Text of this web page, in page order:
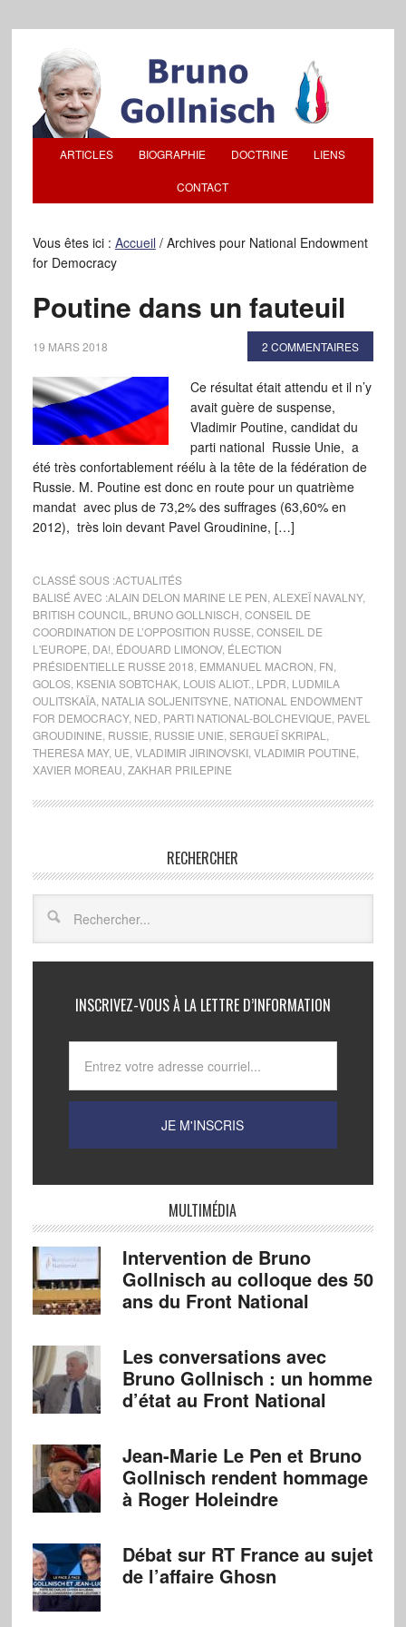
ARTICLES BIOGRAPHIE DOCTRINE LIENS
CONTACT
Vous êtes ici : Accueil /Archives pour National Endowment
for Democracy
Poutine dans un fauteuil
19 MARS 2018 2 COMMENTAIRES
Ce résultat était attendu et il n’y
avait guère de suspense,
Vladimir Poutine, candidat du
parti national Russie Unie, a
été très confortablement réélu à la tête de la fédération de
Russie. M. Poutine est donc en route pour un quatrième
mandat avec plus de 73,2% des suffrages (63,60% en
2012), très loin devant Pavel Groudinine, […]
CLASSÉ SOUS :ACTUALITÉS
BALISÉ AVEC :ALAIN DELON MARINE LE PEN ALEXEÏ NAVALNY,
BRITISH COUNCIL
BRUNO GOLLNISCH CONSEIL DE
COORDINATION DE L’OPPOSITION RUSSE CONSEIL DE
L'EUROPE DA! ÉDOUARD LIMONOV, ÉLECTION
PRÉSIDENTIELLE RUSSE 2018 EMMANUEL MACRON FN
GOLOS, KSENIA SOBTCHAK, LOUIS ALIOT. LPDR LUDMILA
OULITSKAÏA, NATALIA SOLJENITSYNE NATIONAL ENDOWMENT
FOR DEMOCRACY, NED PARTI NATIONAL-BOLCHEVIQUE PAVEL
GROUDININE RUSSIE RUSSIE UNIE SERGUEÏ SKRIPAL
THERESA MAY, UE VLADIMIR JIRINOVSKI, VLADIMIR POUTINE
XAVIER MOREAU ZAKHAR PRILEPINE
RECHERCHER
INSCRIVEZ-VOUS À LA LETTRE D’INFORMATION
MULTIMÉDIA
Intervention de Bruno
Gollnisch au colloque des 50
ans du Front National
Les conversations avec
Bruno Gollnisch : un homme
d’état au Front National
Jean-Marie Le Pen et Bruno
Gollnisch rendent hommage
à Roger Holeindre
Débat sur RT France au sujet
de l’affaire Ghosn